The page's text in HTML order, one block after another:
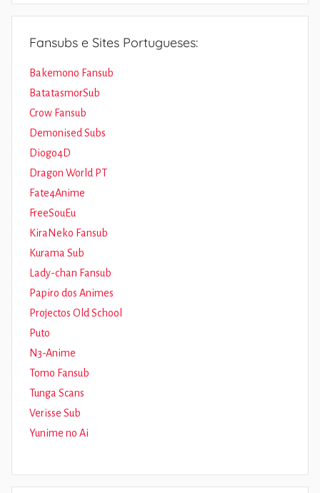
Fansubs e Sites Portugueses:
Bakemono Fansub
BatatasmorSub
Crow Fansub
Demonised Subs
Diogo4D
Dragon World PT
Fate4Anime
FreeSouEu
KiraNeko Fansub
Kurama Sub
Lady-chan Fansub
Papiro dos Animes
Projectos Old School
Puto
N3-Anime
Tomo Fansub
Tunga Scans
Verisse Sub
Yunime no Ai